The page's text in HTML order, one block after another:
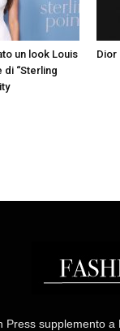
un look Louis
di “Sterling
Dior
supplemento